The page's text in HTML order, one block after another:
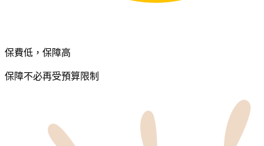
保費低，保障高
保障不必再受預算限制